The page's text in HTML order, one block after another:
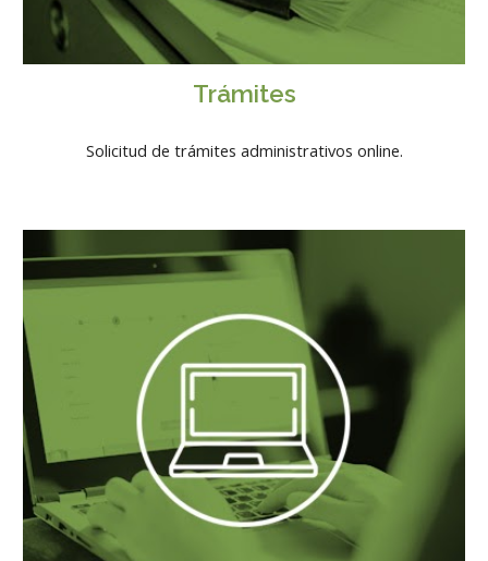
Trámites
Solicitud de trámites administrativos online.